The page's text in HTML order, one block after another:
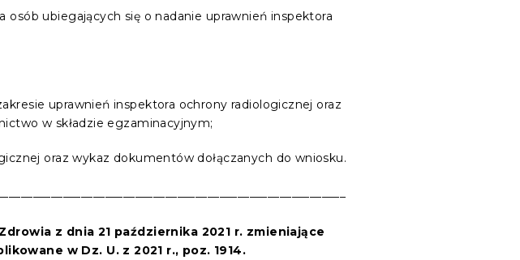
ubiegających się o nadanie uprawnień inspektora
uprawnień inspektora ochrony radiologicznej oraz
w składzie egzaminacyjnym;
oraz wykaz dokumentów dołączanych do wniosku.
z dnia 21 października 2021 r. zmieniające
w Dz. U. z 2021 r., poz. 1914.